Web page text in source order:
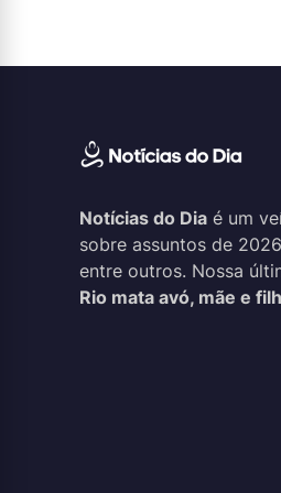
Notícias do Dia é um
sobre assuntos de
entre outros. Nossa
Rio mata avó, mãe e